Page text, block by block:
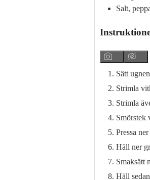
Salt,
Sätt
Strimla
Strimla
Smörstek
Pressa
Häll ner
Smaksätt
Häll